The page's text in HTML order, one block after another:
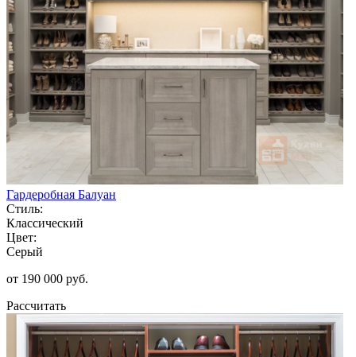
Гардеробная Балуан
Стиль:
Классический
Цвет:
Серый
от 190 000 руб.
Рассчитать